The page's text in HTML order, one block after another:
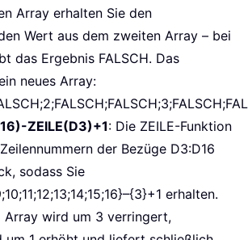
Array erhalten Sie den
Wert aus dem zweiten Array – bei
das Ergebnis FALSCH. Das
neues Array:
ZEILE(D3)+1: Die ZEILE-Funktion
der Bezüge D3:D16
sodass Sie
erhalten.
Array wird um 3 verringert,